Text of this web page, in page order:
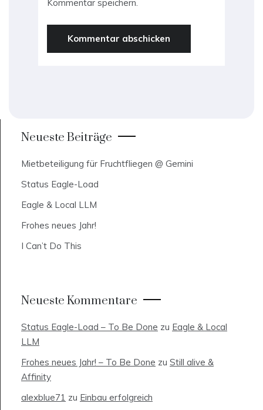
Kommentar speichern.
Neueste Beiträge
Mietbeteiligung für Fruchtfliegen @ Gemini
Status Eagle-Load
Eagle & Local LLM
Frohes neues Jahr!
I Can’t Do This
Neueste Kommentare
Status Eagle-Load – To Be Done zu Eagle & Local
LLM
Frohes neues Jahr! – To Be Done zu Still alive &
Affinity
alexblue71 zu Einbau erfolgreich